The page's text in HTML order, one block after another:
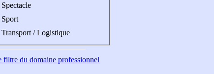
Spectacle
Sport
Transport / Logistique
filtre du domaine professionnel